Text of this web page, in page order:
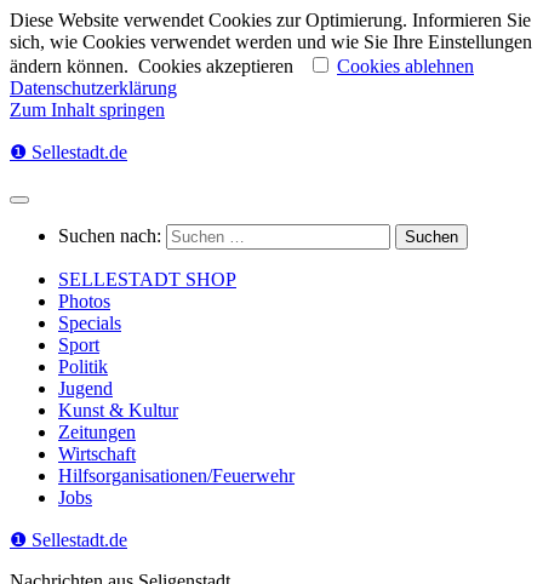
Diese Website verwendet Cookies zur Optimierung. Informieren Sie
sich, wie Cookies verwendet werden und wie Sie Ihre Einstellungen
ändern können. Cookies akzeptieren
Cookies ablehnen
Datenschutzerklärung
Zum Inhalt springen
❶ Sellestadt.de
Suchen nach:
SELLESTADT SHOP
Photos
Specials
Sport
Politik
Jugend
Kunst & Kultur
Zeitungen
Wirtschaft
Hilfsorganisationen/Feuerwehr
Jobs
❶ Sellestadt.de